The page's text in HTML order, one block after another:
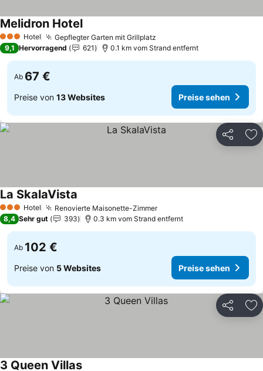
3 SterneHotel Gepflegter Garten mit Grillplatz
Melidron HotelPreise sehen
9,1 Hervorragend 621 0.1 km vom Strand entfernt
Ab 67 €
Preise von 13 Websites Preise sehen
Teilen
3 SterneHotel Renovierte Maisonette-ZimmerPreise sehen
La SkalaVista
8,4 Sehr gut 393 0.3 km vom Strand entfernt
Ab 102 €
Preise von 5 Websites Preise sehen
Teilen
3 Queen Villas